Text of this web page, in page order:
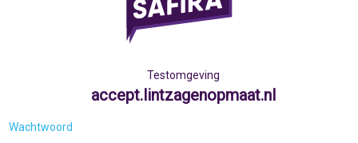
Testomgeving
accept.lintzagenopmaat.nl
Wachtwoord